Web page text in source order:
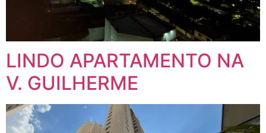
LINDO APARTAMENTO NA
V. GUILHERME